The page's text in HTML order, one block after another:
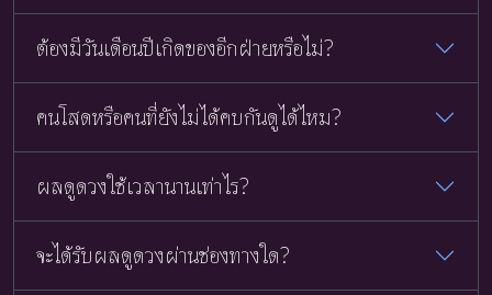
ต้องมีวันเดือนปีเกิดของอีกฝ่ายหรือไม่?
คนโสดหรือคนที่ยังไม่ได้คบกันดูได้ไหม?
ผลดูดวงใช้เวลานานเท่าไร?
จะได้รับผลดูดวงผ่านช่องทางใด?